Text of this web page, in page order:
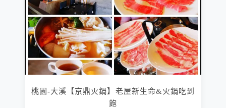
桃園-大溪【京鼎火鍋】老屋新生命&火鍋吃到
飽